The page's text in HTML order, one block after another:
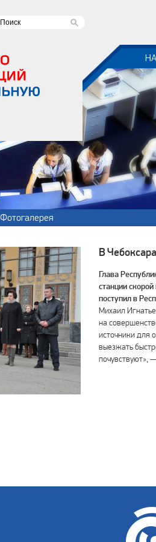
Фотогалерея
В
Глава
станции
поступил в
Михаил
на
источники для
выезжать
почувствуют»,